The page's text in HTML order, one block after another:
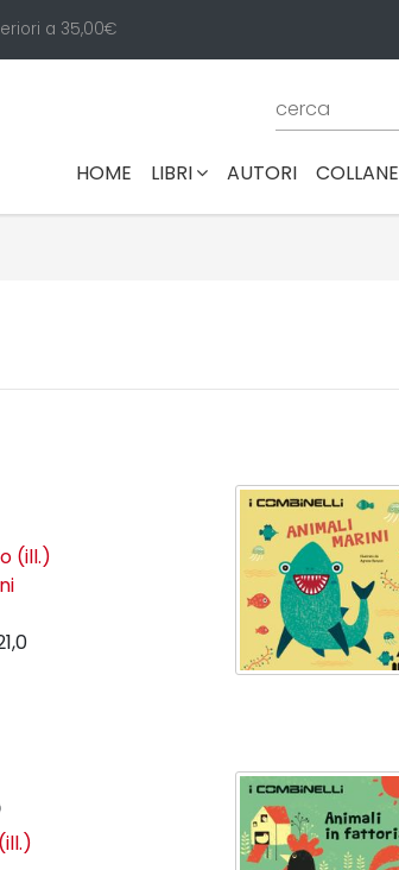
a 35,00€
HOME (CURRENT)
LIBRI AUTORI COLLANE
(ill.)